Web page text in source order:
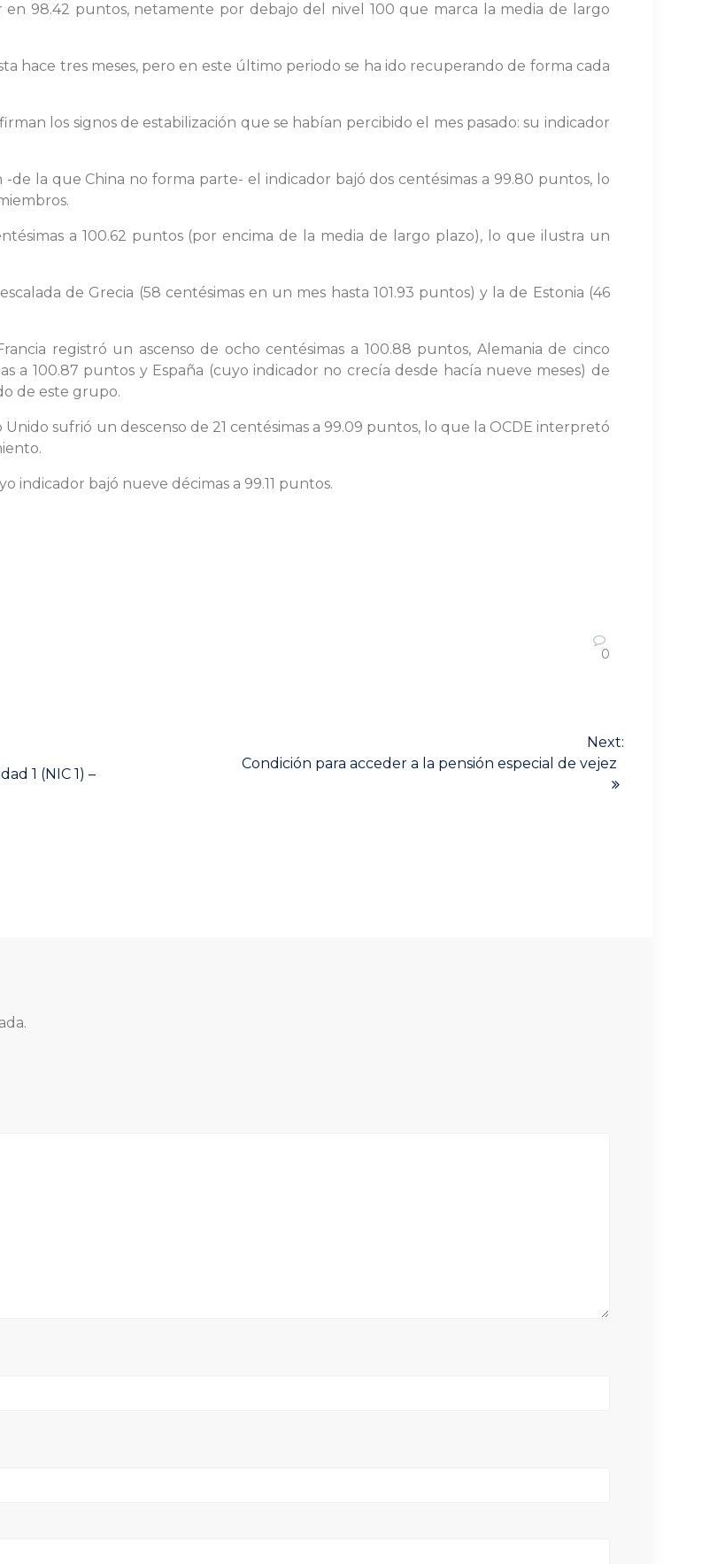
en 98.42 puntos, netamente por debajo del nivel 100 que marca la media de largo
hace tres meses, pero en este último periodo se ha ido recuperando de forma cada
los signos de estabilización que se habían percibido el mes pasado: su indicador
de la que China no forma parte- el indicador bajó dos centésimas a 99.80 puntos, lo
a 100.62 puntos (por encima de la media de largo plazo), lo que ilustra un
de Grecia (58 centésimas en un mes hasta 101.93 puntos) y la de Estonia (46
registró un ascenso de ocho centésimas a 100.88 puntos, Alemania de cinco
a 100.87 puntos y España (cuyo indicador no crecía desde hacía nueve meses) de
de este grupo.
sufrió un descenso de 21 centésimas a 99.09 puntos, lo que la OCDE interpretó
indicador bajó nueve décimas a 99.11 puntos.
0
1 (NIC 1) –
Next:
Condición para acceder a la pensión especial de vejez